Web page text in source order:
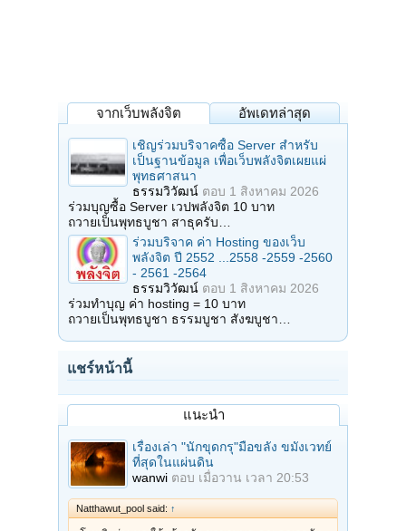
จากเว็บพลังจิต อัพเดทล่าสุด
เชิญร่วมบริจาคซื้อ Server สำหรับ
เป็นฐานข้อมูล เพื่อเว็บพลังจิตเผยแผ่
พุทธศาสนา
ธรรมวิวัฒน์ ตอบ 1 สิงหาคม 2026
ร่วมบุญซื้อ Server เวปพลังจิต 10 บาท
ถวายเป็นพุทธบูชา สาธุครับ…
ร่วมบริจาค ค่า Hosting ของเว็บ
พลังจิต ปี 2552 ...2558 -2559 -2560
- 2561 -2564
ธรรมวิวัฒน์ ตอบ 1 สิงหาคม 2026
ร่วมทำบุญ ค่า hosting = 10 บาท
ถวายเป็นพุทธบูชา ธรรมบูชา สังฆบูชา…
แชร์หน้านี้
แนะนำ
เรื่องเล่า "นักขุดกรุ"มือขลัง ขมังเวทย์
ที่สุดในแผ่นดิน
wanwi ตอบ เมื่อวาน เวลา 20:53
Natthawut_pool said: ↑